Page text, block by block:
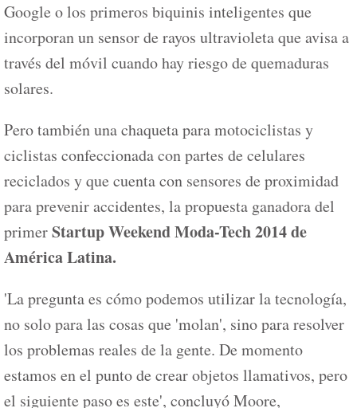
Google o los primeros biquinis inteligentes que
incorporan un sensor de rayos ultravioleta que avisa a
través del móvil cuando hay riesgo de quemaduras
solares.
Pero también una chaqueta para motociclistas y
ciclistas confeccionada con partes de celulares
reciclados y que cuenta con sensores de proximidad
para prevenir accidentes, la propuesta ganadora del
primerStartup Weekend Moda-Tech 2014 de
América Latina.
'La pregunta es cómo podemos utilizar la tecnología,
no solo para las cosas que 'molan', sino para resolver
los problemas reales de la gente. De momento
estamos en el punto de crear objetos llamativos, pero
el siguiente paso es este', concluyó Moore,